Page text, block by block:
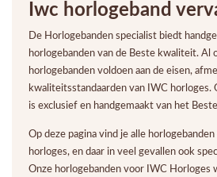
Iwc horlogeband
De Horlogebanden specialist biedt
horlogebanden van de Beste kwaliteit. Al
horlogebanden voldoen aan de eisen,
kwaliteitsstandaarden van IWC horloges.
is exclusief en handgemaakt van het
Op deze pagina vind je alle
horloges, en daar in veel gevallen ook
Onze horlogebanden voor IWC Horloges